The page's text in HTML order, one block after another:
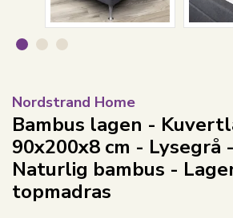
Nordstrand Home
Bambus lagen -
90x200x8 cm - Lysegrå
Naturlig bambus -
topmadras